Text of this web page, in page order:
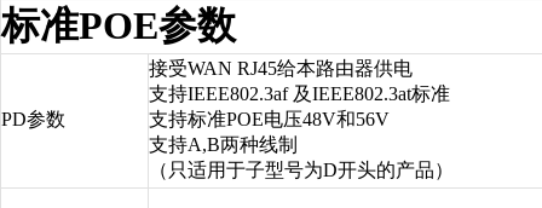
标准POE参数
PD参数
接受WAN RJ45给本路由器供电
支持IEEE802.3af 及IEEE802.3at标准
支持标准POE电压48V和56V
支持A,B两种线制
（只适用于子型号为D开头的产品）